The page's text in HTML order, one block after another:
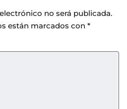
no será publicada.
están marcados con *